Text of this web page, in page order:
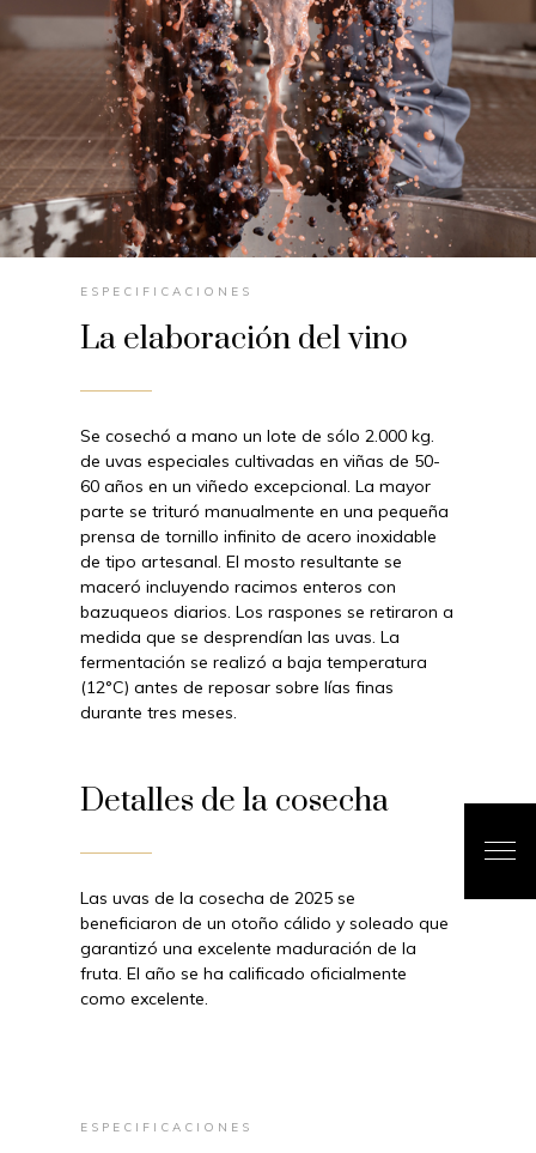
ESPECIFICACIONES
La elaboración del vino
Se cosechó a mano un lote de sólo 2.000 kg.
de uvas especiales cultivadas en viñas de 50-
60 años en un viñedo excepcional. La mayor
parte se trituró manualmente en una pequeña
prensa de tornillo infinito de acero inoxidable
de tipo artesanal. El mosto resultante se
maceró incluyendo racimos enteros con
bazuqueos diarios. Los raspones se retiraron a
medida que se desprendían las uvas. La
fermentación se realizó a baja temperatura
(12°C) antes de reposar sobre lías finas
durante tres meses.
Detalles de la cosecha
Las uvas de la cosecha de 2025 se
beneficiaron de un otoño cálido y soleado que
garantizó una excelente maduración de la
fruta. El año se ha calificado oficialmente
como excelente.
ESPECIFICACIONES